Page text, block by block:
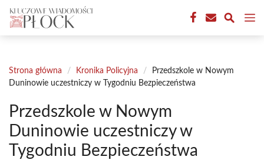
Przejdź
treści
Strona główna / Kronika Policyjna /
Przedszkole w Nowym
Duninowie uczestniczy w Tygodniu Bezpieczeństwa
Przedszkole w Nowym
Duninowie uczestniczy w
Tygodniu Bezpieczeństwa